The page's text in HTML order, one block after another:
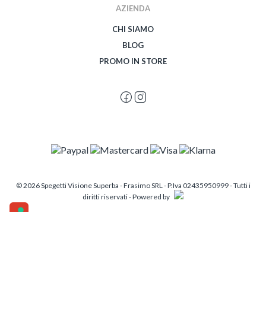
AZIENDA
CHI SIAMO
BLOG
PROMO IN STORE
© 2026 Spegetti Visione Superba - Frasimo SRL - P.Iva 02435950999 - Tutti i
diritti riservati - Powered by